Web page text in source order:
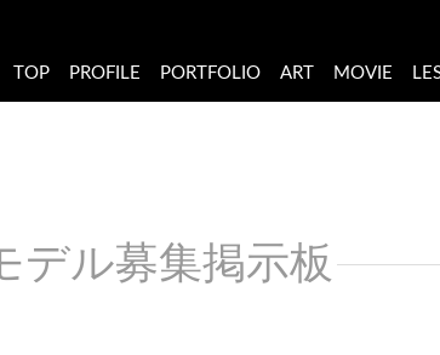
TOP PROFILE PORTFOLIO ART MOVIE
デル募集掲示板